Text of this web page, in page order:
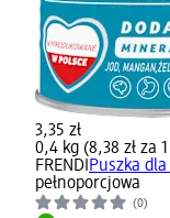
3,35 zł
0,4 kg (8,38 zł za
FRENDI Puszka
pełnoporcjowa
(0)